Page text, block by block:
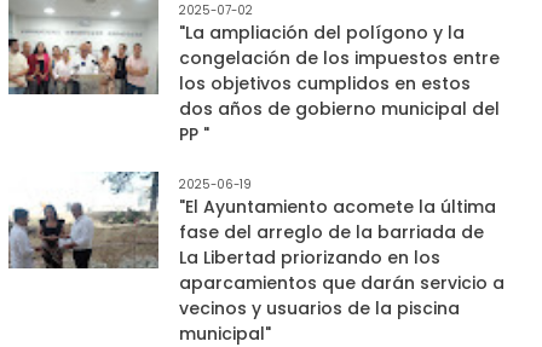
2025-07-02
"La ampliación del polígono y la
congelación de los impuestos entre
los objetivos cumplidos en estos
dos años de gobierno municipal del
PP "
2025-06-19
"El Ayuntamiento acomete la última
fase del arreglo de la barriada de
La Libertad priorizando en los
aparcamientos que darán servicio a
vecinos y usuarios de la piscina
municipal"